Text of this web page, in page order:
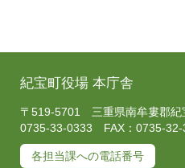
紀宝町役場 本庁舎
〒519-5701 三重県南牟婁郡
0735-33-0333 FAX：0735-32-
各担当課への電話番号